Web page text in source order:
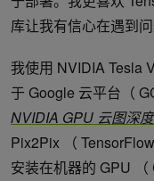
库让我有信心在遇到
我使用 NVIDIA Tesla
于 Google 云平台（
NVIDIA GPU 云图深
Pix2Pix （
安装在机器的 GPU